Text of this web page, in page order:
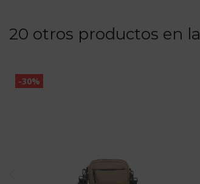
20 otros productos en
-30%